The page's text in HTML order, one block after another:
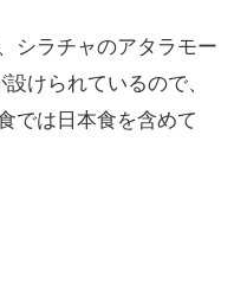
シラチャのアタラモー
けられているので、
では日本食を含めて